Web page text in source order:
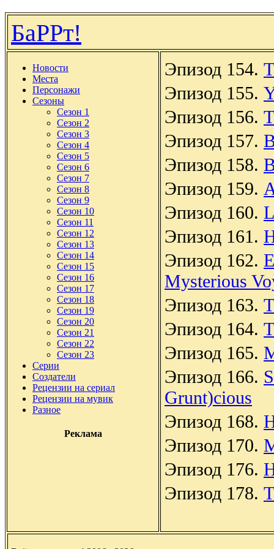
БаРРт!
Новости
Места
Персонажи
Сезоны
Сезон 1
Сезон 2
Сезон 3
Сезон 4
Сезон 5
Сезон 6
Сезон 7
Сезон 8
Сезон 9
Сезон 10
Сезон 11
Сезон 12
Сезон 13
Сезон 14
Сезон 15
Сезон 16
Сезон 17
Сезон 18
Сезон 19
Сезон 20
Сезон 21
Сезон 22
Сезон 23
Серии
Создатели
Рецензии на сериал
Рецензии на мувик
Разное
Реклама
Эпизод 154.
Эпизод 155.
Эпизод 156.
Эпизод 157.
Эпизод 158.
Эпизод 159.
Эпизод 160.
Эпизод 161.
Эпизод 162.
Mysterious
Эпизод 163.
Эпизод 164.
Эпизод 165.
Эпизод 166.
Grunt)cious
Эпизод 168.
Эпизод 170.
Эпизод 176.
Эпизод 178.